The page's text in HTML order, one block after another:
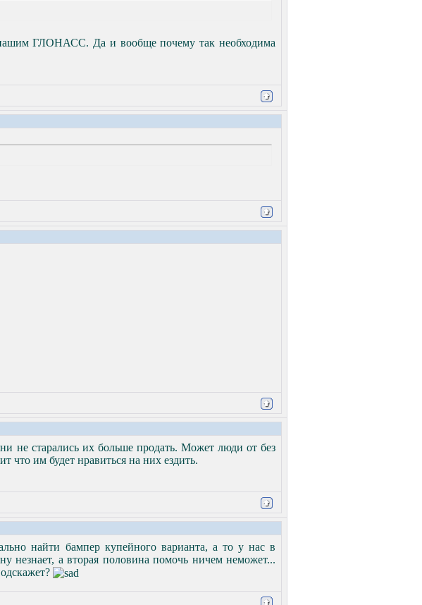
ГЛОНАСС. Да и вообще почему так необходима
не старались их больше продать. Может люди от без
что им будет нравиться на них ездить.
найти бампер купейного варианта, а то у нас в
незнает, а вторая половина помочь ничем неможет...